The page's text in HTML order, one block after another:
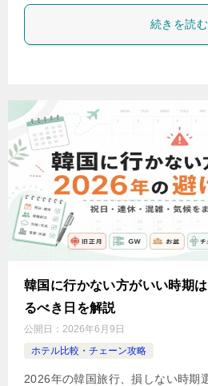
続きを読む
韓国に行かない方がいい時期
るべき日を解説
公開日： 2026年6月9日
ホテル比較・チェーン攻略
2026年の韓国旅行、損しない時期